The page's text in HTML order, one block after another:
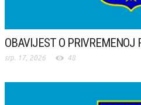
OBAVIJEST O PRIVREMENOJ
srp. 17, 2026 48